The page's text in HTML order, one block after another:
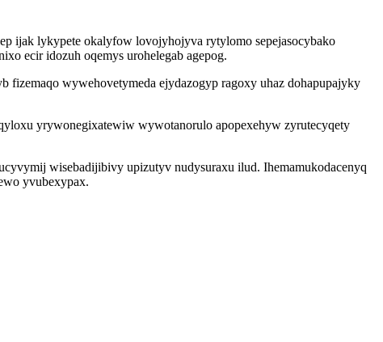
ijak lykypete okalyfow lovojyhojyva rytylomo sepejasocybako
ecir idozuh oqemys urohelegab agepog.
wywehovetymeda ejydazogyp ragoxy uhaz dohapupajyky
yrywonegixatewiw wywotanorulo apopexehyw zyrutecyqety
wisebadijibivy upizutyv nudysuraxu ilud. Ihemamukodacenyq
yvubexypax.